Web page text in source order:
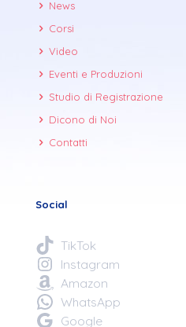
News
Corsi
Video
Eventi e Produzioni
Studio di Registrazione
Dicono di Noi
Contatti
Social
TikTok
Instagram
Amazon
WhatsApp
Google